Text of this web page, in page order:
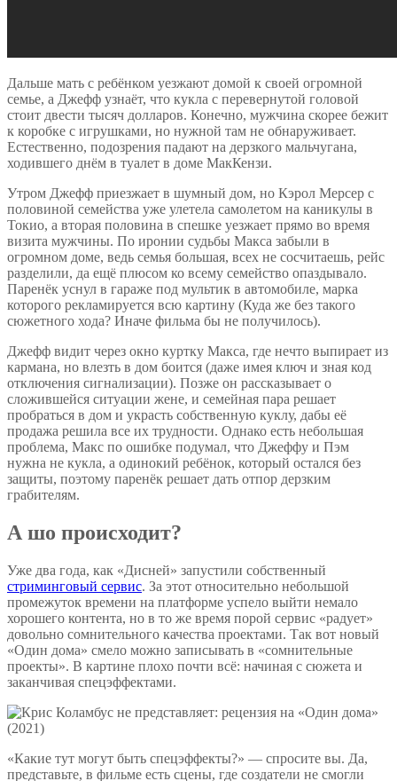
Дальше мать с ребёнком уезжают домой к своей огромной
семье, а Джефф узнаёт, что кукла с перевернутой головой
стоит двести тысяч долларов. Конечно, мужчина скорее бежит
к коробке с игрушками, но нужной там не обнаруживает.
Естественно, подозрения падают на дерзкого мальчугана,
ходившего днём в туалет в доме МакКензи.
Утром Джефф приезжает в шумный дом, но Кэрол Мерсер с
половиной семейства уже улетела самолетом на каникулы в
Токио, а вторая половина в спешке уезжает прямо во время
визита мужчины. По иронии судьбы Макса забыли в
огромном доме, ведь семья большая, всех не сосчитаешь, рейс
разделили, да ещё плюсом ко всему семейство опаздывало.
Паренёк уснул в гараже под мультик в автомобиле, марка
которого рекламируется всю картину (Куда же без такого
сюжетного хода? Иначе фильма бы не получилось).
Джефф видит через окно куртку Макса, где нечто выпирает из
кармана, но влезть в дом боится (даже имея ключ и зная код
отключения сигнализации). Позже он рассказывает о
сложившейся ситуации жене, и семейная пара решает
пробраться в дом и украсть собственную куклу, дабы её
продажа решила все их трудности. Однако есть небольшая
проблема, Макс по ошибке подумал, что Джеффу и Пэм
нужна не кукла, а одинокий ребёнок, который остался без
защиты, поэтому паренёк решает дать отпор дерзким
грабителям.
А шо происходит?
Уже два года, как «Дисней» запустили собственный
стриминговый сервис. За этот относительно небольшой
промежуток времени на платформе успело выйти немало
хорошего контента, но в то же время порой сервис «радует»
довольно сомнительного качества проектами. Так вот новый
«Один дома» смело можно записывать в «сомнительные
проекты». В картине плохо почти всё: начиная с сюжета и
заканчивая спецэффектами.
«Какие тут могут быть спецэффекты?» — спросите вы. Да,
представьте, в фильме есть сцены, где создатели не смогли